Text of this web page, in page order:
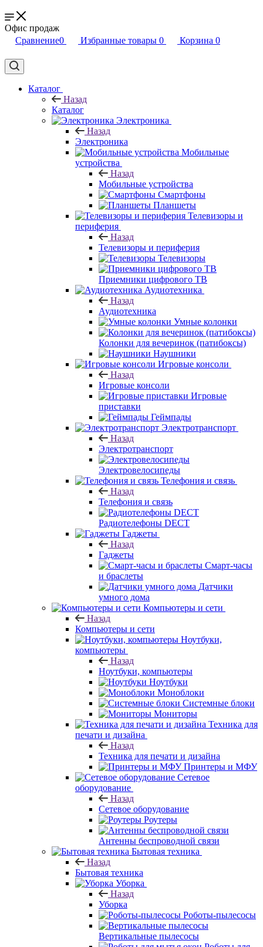
Офис продаж
Сравнение0 Избранные товары 0 Корзина 0
Каталог
Назад
Каталог
Электроника
Назад
Электроника
Мобильные
устройства
Назад
Мобильные устройства
Смартфоны
Планшеты
Телевизоры и
периферия
Назад
Телевизоры и периферия
Телевизоры
Приемники цифрового ТВ
Аудиотехника
Назад
Аудиотехника
Умные колонки
Колонки для вечеринок (патибоксы)
Наушники
Игровые консоли
Назад
Игровые консоли
Игровые
приставки
Геймпады
Электротранспорт
Назад
Электротранспорт
Электровелосипеды
Телефония и связь
Назад
Телефония и связь
Радиотелефоны DECT
Гаджеты
Назад
Гаджеты
Смарт-часы
и браслеты
Датчики
умного дома
Компьютеры и сети
Назад
Компьютеры и сети
Ноутбуки,
компьютеры
Назад
Ноутбуки, компьютеры
Ноутбуки
Моноблоки
Системные блоки
Мониторы
Техника для
печати и дизайна
Назад
Техника для печати и дизайна
Принтеры и МФУ
Сетевое
оборудование
Назад
Сетевое оборудование
Роутеры
Антенны беспроводной связи
Бытовая техника
Назад
Бытовая техника
Уборка
Назад
Уборка
Роботы-пылесосы
Вертикальные пылесосы